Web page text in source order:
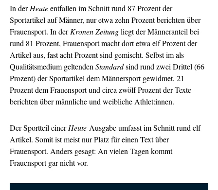
In derHeuteentfallen im Schnitt rund 87 Prozent der
Sportartikel auf Männer, nur etwa zehn Prozent berichten über
Frauensport. In derKronen Zeitungliegt der Männeranteil bei
rund 81 Prozent, Frauensport macht dort etwa elf Prozent der
Artikel aus, fast acht Prozent sind gemischt. Selbst im als
Qualitätsmedium geltendenStandardsind rund zwei Drittel (66
Prozent) der Sportartikel dem Männersport gewidmet, 21
Prozent dem Frauensport und circa zwölf Prozent der Texte
berichten über männliche und weibliche Athlet:innen.
Der Sportteil einerHeute-Ausgabe umfasst im Schnitt rund elf
Artikel. Somit ist meist nur Platz für einen Text über
Frauensport. Anders gesagt: An vielen Tagen kommt
Frauensport gar nicht vor.